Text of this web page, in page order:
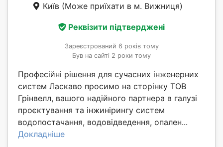
Київ (Може приїхати в м. Вижниця)
Реквізити підтверджені
Зареєстрований 6 років тому
Був на сайті 2 роки тому
Професійні рішення для сучасних інженерних
систем Ласкаво просимо на сторінку ТОВ
Грінвелл, вашого надійного партнера в галузі
проєктування та інжинірингу систем
водопостачання, водовідведення, опален...
Докладніше